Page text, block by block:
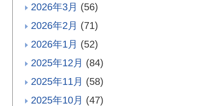
2026年3月 (56)
2026年2月 (71)
2026年1月 (52)
2025年12月 (84)
2025年11月 (58)
2025年10月 (47)